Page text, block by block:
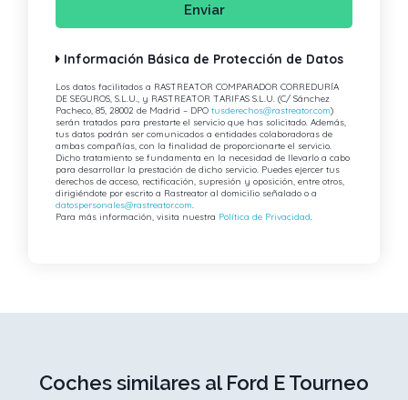
Enviar
Información Básica de Protección de Datos
Los datos facilitados a RASTREATOR COMPARADOR CORREDURÍA
DE SEGUROS, S.L.U., y RASTREATOR TARIFAS S.L.U. (C/ Sánchez
Pacheco, 85, 28002 de Madrid – DPOtusderechos@rastreator.com)
serán tratados para prestarte el servicio que has solicitado. Además,
tus datos podrán ser comunicados a entidades colaboradoras de
ambas compañías, con la finalidad de proporcionarte el servicio.
Dicho tratamiento se fundamenta en la necesidad de llevarlo a cabo
para desarrollar la prestación de dicho servicio. Puedes ejercer tus
derechos de acceso, rectificación, supresión y oposición, entre otros,
dirigiéndote por escrito a Rastreator al domicilio señalado o a
datospersonales@rastreator.com.
Para más información, visita nuestra Política de Privacidad.
Coches similares al Ford E Tourneo